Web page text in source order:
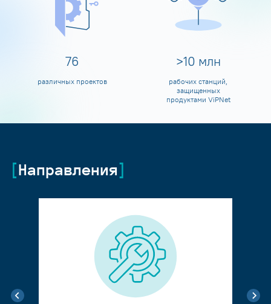
80
различных проектов
>10 млн
рабочих станций,
защищенных
продуктами ViPNet
Направления